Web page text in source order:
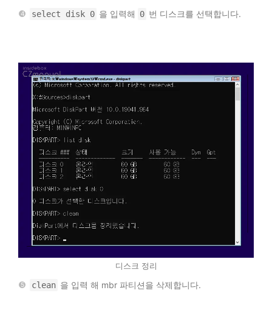
select disk 0 을 입력해 0 번 디스크를 선택합니다.
디스크 정리
clean 을 입력 해 mbr 파티션을 삭제합니다.